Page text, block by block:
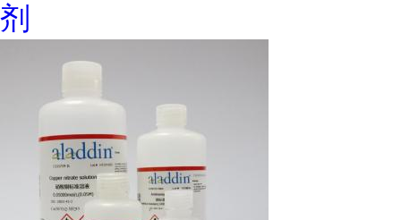
剂